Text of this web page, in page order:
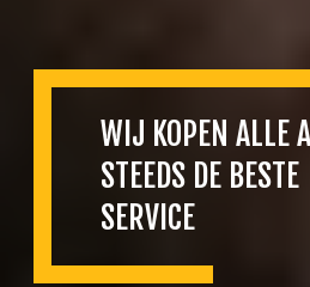
WIJ KOPEN ALLE
STEEDS DE BESTE
SERVICE